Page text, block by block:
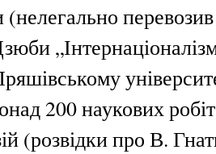
200 наукових
(розвідки про В.